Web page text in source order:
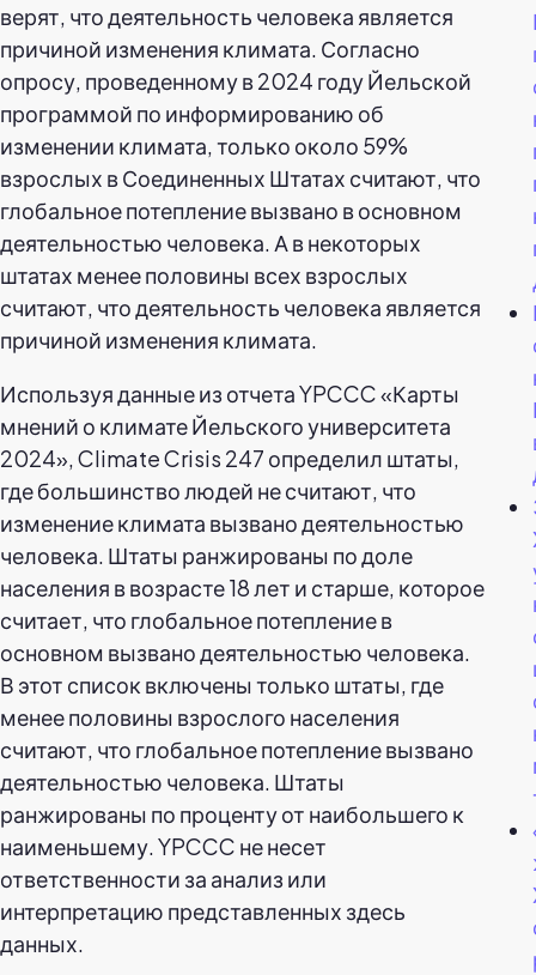
верят, что деятельность человека является
причиной изменения климата. Согласно
опросу, проведенному в 2024 году Йельской
программой по информированию об
изменении климата, только около 59%
взрослых в Соединенных Штатах считают, что
глобальное потепление вызвано в основном
деятельностью человека. А в некоторых
штатах менее половины всех взрослых
считают, что деятельность человека является
причиной изменения климата.
Используя данные из отчета YPCCC «Карты
мнений о климате Йельского университета
2024», Climate Crisis 247 определил штаты,
где большинство людей не считают, что
изменение климата вызвано деятельностью
человека. Штаты ранжированы по доле
населения в возрасте 18 лет и старше, которое
считает, что глобальное потепление в
основном вызвано деятельностью человека.
В этот список включены только штаты, где
менее половины взрослого населения
считают, что глобальное потепление вызвано
деятельностью человека. Штаты
ранжированы по проценту от наибольшего к
наименьшему. YPCCC не несет
ответственности за анализ или
интерпретацию представленных здесь
данных.